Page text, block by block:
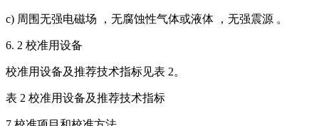
c) 周围无强电磁场 ，无腐蚀性气体或液体 ，无强震源 。
6. 2 校准用设备
校准用设备及推荐技术指标见表 2。
表 2 校准用设备及推荐技术指标